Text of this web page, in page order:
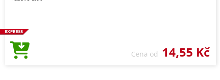
Cena od 14,55 Kč